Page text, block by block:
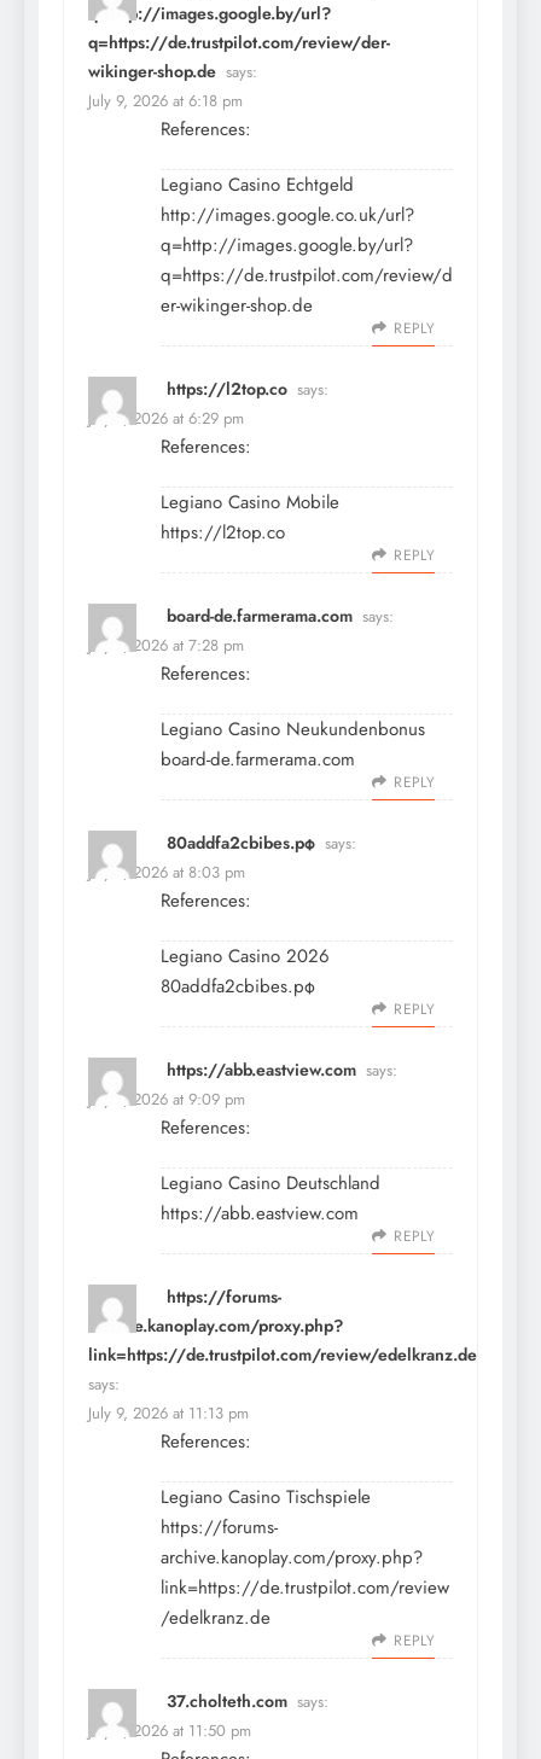
q=http://images.google.by/url?
q=https://de.trustpilot.com/review/der-
wikinger-shop.de says:
July 9, 2026 at 6:18 pm
References:
Legiano Casino Echtgeld
http://images.google.co.uk/url?
q=http://images.google.by/url?
q=https://de.trustpilot.com/review/d
er-wikinger-shop.de
REPLY
https://l2top.co says:
July 9, 2026 at 6:29 pm
References:
Legiano Casino Mobile
https://l2top.co
REPLY
board-de.farmerama.com says:
July 9, 2026 at 7:28 pm
References:
Legiano Casino Neukundenbonus
board-de.farmerama.com
REPLY
80addfa2cbibes.рф says:
July 9, 2026 at 8:03 pm
References:
Legiano Casino 2026
80addfa2cbibes.рф
REPLY
https://abb.eastview.com says:
July 9, 2026 at 9:09 pm
References:
Legiano Casino Deutschland
https://abb.eastview.com
REPLY
https://forums-
archive.kanoplay.com/proxy.php?
link=https://de.trustpilot.com/review/edelkranz.de
says:
July 9, 2026 at 11:13 pm
References:
Legiano Casino Tischspiele
https://forums-
archive.kanoplay.com/proxy.php?
link=https://de.trustpilot.com/review
/edelkranz.de
REPLY
37.cholteth.com says:
July 9, 2026 at 11:50 pm